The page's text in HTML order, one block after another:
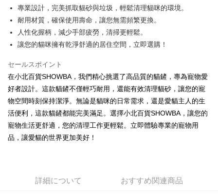
JKOPAY
Easy Wallet
Google Pay
AFTEE代金後払い
説明
一、 AFTEE代金後払いについて
1.お支払い方法でAFTEE代金後払いを選択すると、携帯電話認証ウィンド
ウが表示されます。
2.SMSで認証してお支払い手続を進めてください。
3.注文するときのお支払いは不要です。商品はご指定の住所に配送されま
4.ご注文が完了すると、携帯に支払い通知のSMSが届きます。アプリ会員
ATM払い
配送方法
全家取貨付款
配送毎にNT$60、NT$599以上で送料無料
專業設計，完美抓取貓砂與垃圾，輕鬆清理貓咪的環境。
耐用材質，確保使用壽命，讓您無需頻繁更換。
人性化握柄，減少手部疲勞，清掃更輕鬆。
讓您的貓咪擁有乾淨舒適的居住空間，立即選購！
セールスポイント
在小北百貨SHOWBA，我們精心挑選了高品質的貓鏟，專為寵物愛
好者設計。這款貓鏟不僅輕巧耐用，還能有效清理貓砂，讓您的寵
物空間時刻保持潔淨。無論是貓咪的日常需求，還是愛貓主人的生
活便利，這款貓鏟都能完美滿足。選擇小北百貨SHOWBA，讓您的
寵物生活更舒適，您的清理工作更輕鬆。立即體驗專業的寵物用
品，讓愛貓的世界更加美好！
詳細について おすすめ関連商品